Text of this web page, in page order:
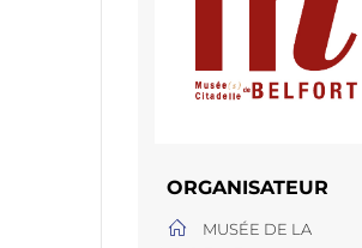
ORGANISATEUR
MUSÉE DE LA